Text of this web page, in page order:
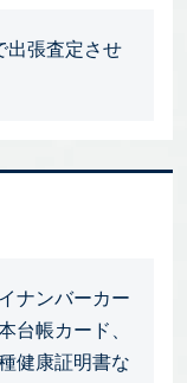
出張査定させ
ナンバーカー
台帳カード、
健康証明書な